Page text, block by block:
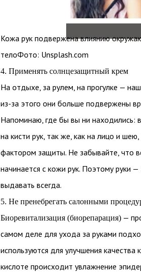
Кожа рук подвержена влиянию
телоФото: Unsplash.com
4. Применять солнцезащитный крем
На отдыхе, за рулем, на прогулке —
из-за этого они больше подвержены
Напоминаю, где бы вы ни находились:
на кисти рук, так же, как на лицо и
фактором защиты. Не забывайте, что
начинается с кожи рук. Поэтому руки
выдавать всегда.
5. Не пренебрегать салонными
Биоревитализация (биорепарация) —
самом деле для ухода за руками
используются для улучшения качества
кислоте происходит увлажнение